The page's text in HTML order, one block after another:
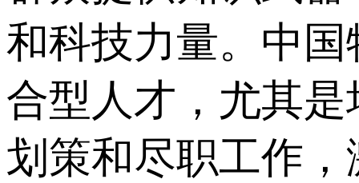
和科技力量。中
合型人才，尤其
划策和尽职工作